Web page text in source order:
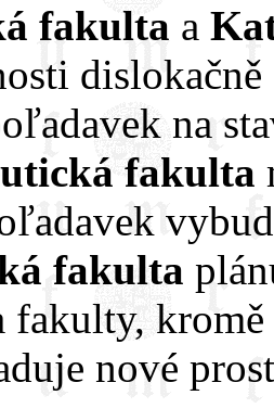
fakulta a
na
fakulta
fakulta
fakulty,
nové